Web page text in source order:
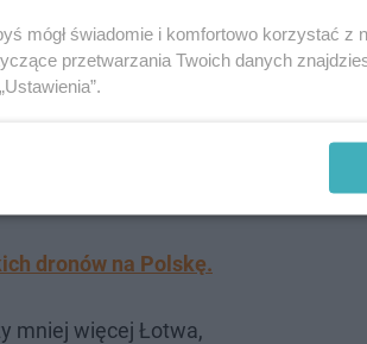
datę: listopad 2025 i
w okresie, w którym
że coś wydarzy się w
dronów na Polskę.
mniej więcej Łotwa,
mógł świadomie i komfortowo korzystać z
przetwarzania Twoich danych